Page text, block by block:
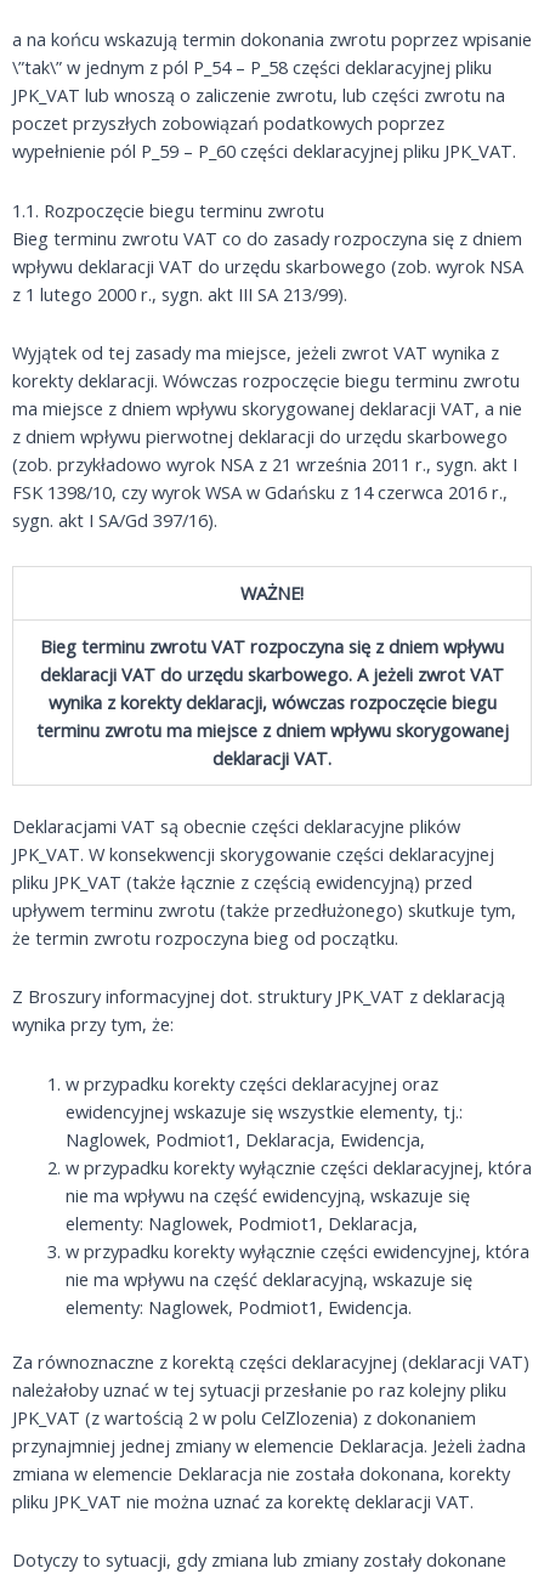
a na końcu wskazują termin dokonania zwrotu poprzez wpisanie
\”tak\” w jednym z pól P_54 – P_58 części deklaracyjnej pliku
JPK_VAT lub wnoszą o zaliczenie zwrotu, lub części zwrotu na
poczet przyszłych zobowiązań podatkowych poprzez
wypełnienie pól P_59 – P_60 części deklaracyjnej pliku JPK_VAT.
1.1. Rozpoczęcie biegu terminu zwrotu
Bieg terminu zwrotu VAT co do zasady rozpoczyna się z dniem
wpływu deklaracji VAT do urzędu skarbowego (zob. wyrok NSA
z 1 lutego 2000 r., sygn. akt III SA 213/99).
Wyjątek od tej zasady ma miejsce, jeżeli zwrot VAT wynika z
korekty deklaracji. Wówczas rozpoczęcie biegu terminu zwrotu
ma miejsce z dniem wpływu skorygowanej deklaracji VAT, a nie
z dniem wpływu pierwotnej deklaracji do urzędu skarbowego
(zob. przykładowo wyrok NSA z 21 września 2011 r., sygn. akt I
FSK 1398/10, czy wyrok WSA w Gdańsku z 14 czerwca 2016 r.,
sygn. akt I SA/Gd 397/16).
WAŻNE!
Bieg terminu zwrotu VAT rozpoczyna się z dniem wpływu
deklaracji VAT do urzędu skarbowego. A jeżeli zwrot VAT
wynika z korekty deklaracji, wówczas rozpoczęcie biegu
terminu zwrotu ma miejsce z dniem wpływu skorygowanej
deklaracji VAT.
Deklaracjami VAT są obecnie części deklaracyjne plików
JPK_VAT. W konsekwencji skorygowanie części deklaracyjnej
pliku JPK_VAT (także łącznie z częścią ewidencyjną) przed
upływem terminu zwrotu (także przedłużonego) skutkuje tym,
że termin zwrotu rozpoczyna bieg od początku.
Z Broszury informacyjnej dot. struktury JPK_VAT z deklaracją
wynika przy tym, że:
w przypadku korekty części deklaracyjnej oraz
ewidencyjnej wskazuje się wszystkie elementy, tj.:
Naglowek, Podmiot1, Deklaracja, Ewidencja,
w przypadku korekty wyłącznie części deklaracyjnej, która
nie ma wpływu na część ewidencyjną, wskazuje się
elementy: Naglowek, Podmiot1, Deklaracja,
w przypadku korekty wyłącznie części ewidencyjnej, która
nie ma wpływu na część deklaracyjną, wskazuje się
elementy: Naglowek, Podmiot1, Ewidencja.
Za równoznaczne z korektą części deklaracyjnej (deklaracji VAT)
należałoby uznać w tej sytuacji przesłanie po raz kolejny pliku
JPK_VAT (z wartością 2 w polu CelZlozenia) z dokonaniem
przynajmniej jednej zmiany w elemencie Deklaracja. Jeżeli żadna
zmiana w elemencie Deklaracja nie została dokonana, korekty
pliku JPK_VAT nie można uznać za korektę deklaracji VAT.
Dotyczy to sytuacji, gdy zmiana lub zmiany zostały dokonane